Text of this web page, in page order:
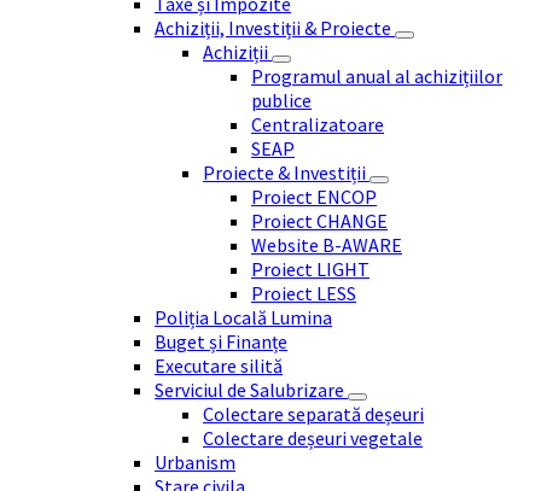
Achiziții, Investiții & Proiecte
Achiziții
Programul anual al achizițiilor
publice
Centralizatoare
SEAP
Proiecte & Investiții
Proiect ENCOP
Proiect CHANGE
Website B-AWARE
Proiect LIGHT
Proiect LESS
Poliția Locală Lumina
Buget și Finanțe
Executare silită
Serviciul de Salubrizare
Colectare separată deșeuri
Colectare deșeuri vegetale
Urbanism
Stare civila